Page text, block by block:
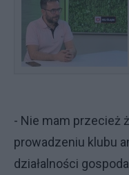
- Nie mam przecież
prowadzeniu klubu
działalności